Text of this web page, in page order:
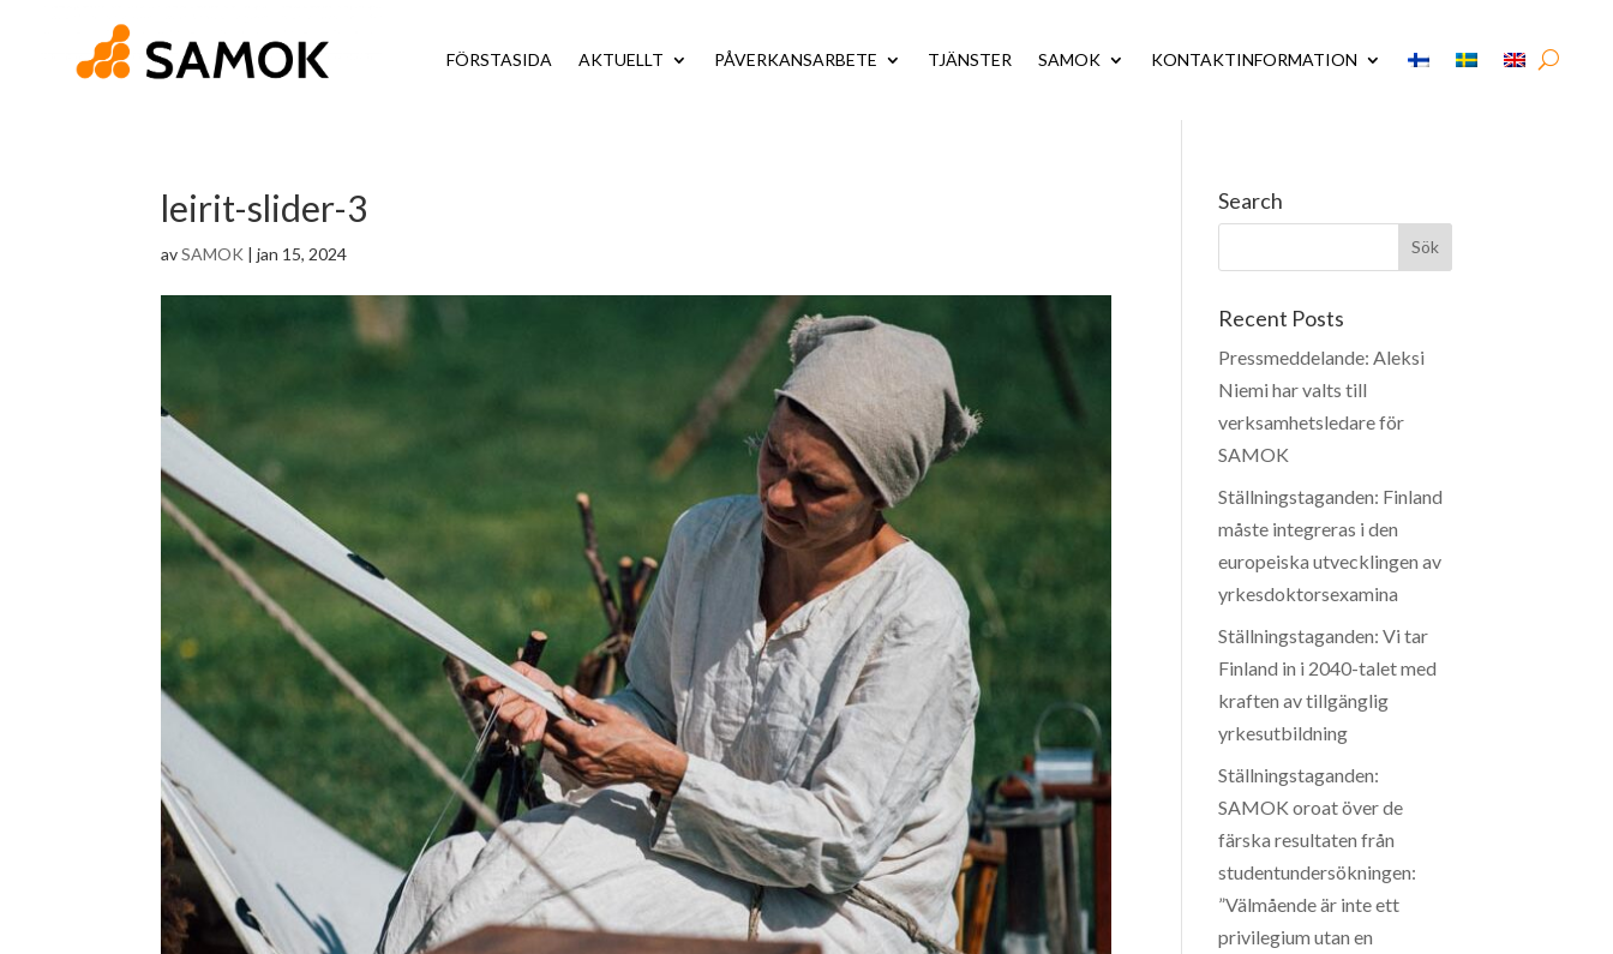
FÖRSTASIDA AKTUELLT PÅVERKANSARBETE TJÄNSTER SAMOK KONTAKTINFORMATION
leirit-slider-3
avSAMOK |jan 15, 2024
Search
Recent Posts
Pressmeddelande: Aleksi
Niemi har valts till
verksamhetsledare för
SAMOK
Ställningstaganden: Finland
måste integreras i den
europeiska utvecklingen av
yrkesdoktorsexamina
Ställningstaganden: Vi tar
Finland in i 2040-talet med
kraften av tillgänglig
yrkesutbildning
Ställningstaganden:
SAMOK oroat över de
färska resultaten från
studentundersökningen:
”Välmående är inte ett
privilegium utan en